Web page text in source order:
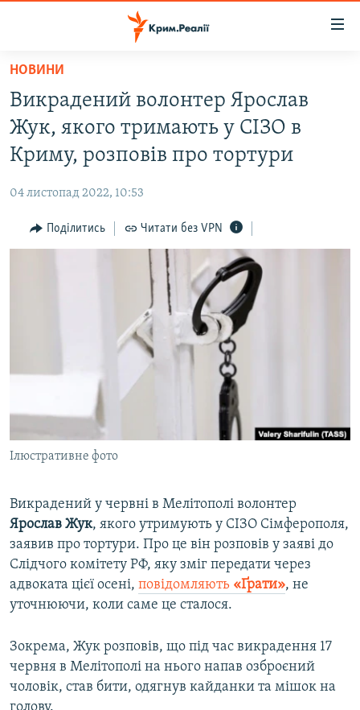
Перейти
основного
матеріалу
Перейти
до
основної
Перейти
до
ВОДА.КРИМ
ВІДЕО ТА ФОТО
БЛОГИ
ПОГЛЯД
ВІДЕОУРОКИ «ELIFBE»
СВІДЧЕННЯ ОКУПАЦІЇ
УКРАЇНСЬКА ПРОБЛЕМА КРИМУ
ІНФОГРАФІКА
ЯК ОБІЙТИ БЛОКУВАННЯ
Qırımtatar
ДОЛУЧАЙСЯ!
Усі сайти RFE/RL
НОВИНИ
Викрадений волонтер Ярослав
Жук, якого тримають у СІЗО в
Криму, розповів про тортури
04 листопад 2022, 10:53
Поділитись Читати без VPN
Ілюстративне фото
Викрадений у червні в Мелітополі волонтер
Ярослав Жук, якого утримують у СІЗО Сімферополя,
заявив про тортури. Про це він розповів у заяві до
Слідчого комітету РФ, яку зміг передати через
адвоката цієї осені, повідомляють «Ґрати», не
уточнюючи, коли саме це сталося.
Зокрема, Жук розповів, що під час викрадення 17
червня в Мелітополі на нього напав озброєний
чоловік, став бити, одягнув кайданки та мішок на